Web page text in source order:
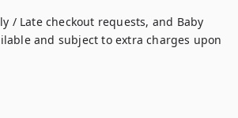
/ Late checkout requests, and Baby
and subject to extra charges upon